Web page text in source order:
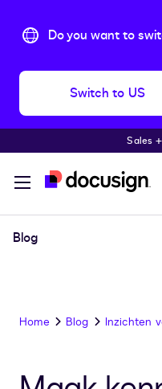
Do you want to
Switch to US
Pular para o conteúdoSales
Blog
Home Blog Inzichten